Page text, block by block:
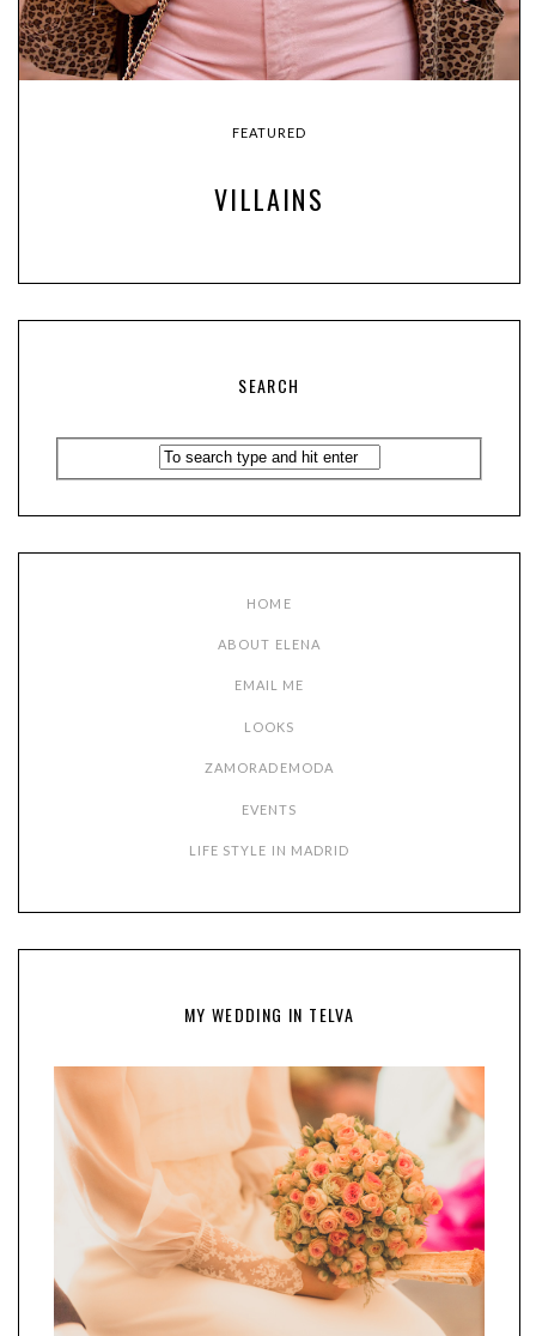
FEATURED
VILLAINS
SEARCH
HOME
ABOUT ELENA
EMAIL ME
LOOKS
ZAMORADEMODA
EVENTS
LIFE STYLE IN MADRID
MY WEDDING IN TELVA